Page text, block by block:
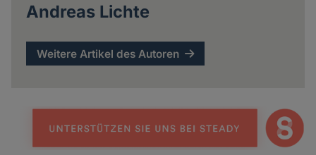
Andreas Lichte
Weitere Artikel des Autoren